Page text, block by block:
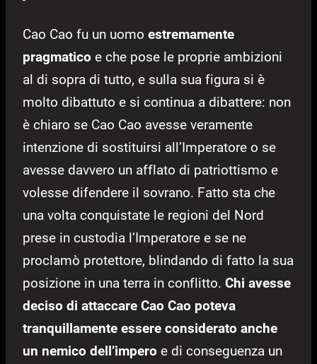
Cao Cao fu un uomo estremamente
pragmatico e che pose le proprie ambizioni
al di sopra di tutto, e sulla sua figura si è
molto dibattuto e si continua a dibattere: non
è chiaro se Cao Cao avesse veramente
intenzione di sostituirsi all’Imperatore o se
avesse davvero un afflato di patriottismo e
volesse difendere il sovrano. Fatto sta che
una volta conquistate le regioni del Nord
prese in custodia l’Imperatore e se ne
proclamò protettore, blindando di fatto la sua
posizione in una terra in conflitto. Chi avesse
deciso di attaccare Cao Cao poteva
tranquillamente essere considerato anche
un nemico dell’impero e di conseguenza un